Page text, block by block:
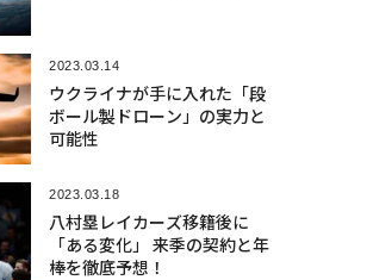
2023.03.14
ウクライナが手に入れた「段
ボール製ドローン」の実力と
可能性
2023.03.18
八村塁レイカーズ移籍後に
「ある変化」 来季の契約と年
棒を徹底予想！